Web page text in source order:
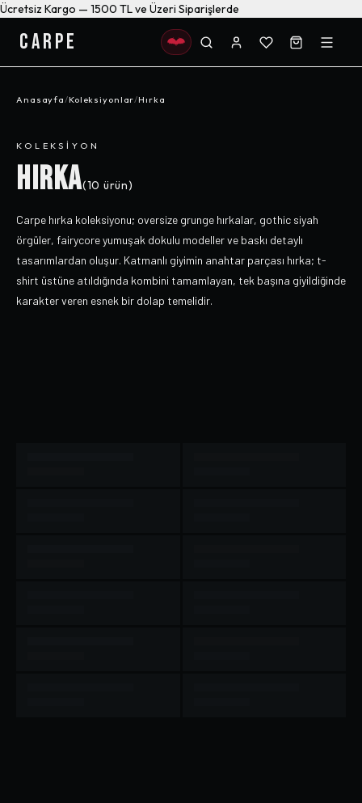
Ücretsiz Kargo — 1500 TL ve Üzeri Siparişlerde
CARPE
Anasayfa/Koleksiyonlar/Hırka
KOLEKSIYON
HIRKA(10 ürün)
Carpe hırka koleksiyonu; oversize grunge hırkalar, gothic siyah
örgüler, fairycore yumuşak dokulu modeller ve baskı detaylı
tasarımlardan oluşur. Katmanlı giyimin anahtar parçası hırka; t-
shirt üstüne atıldığında kombini tamamlayan, tek başına giyildiğinde
karakter veren esnek bir dolap temelidir.